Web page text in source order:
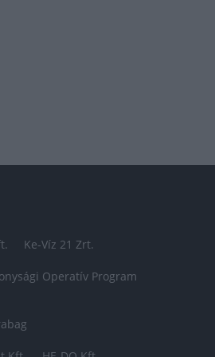
Ke-Víz 21 Zrt.
Operatív Program